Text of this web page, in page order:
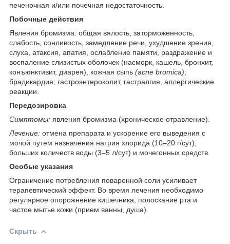
печеночная и/или почечная недостаточность.
Побочные действия
Явления бромизма: общая вялость, заторможенность,
слабость, сонливость, замедление речи, ухудшение зрения,
слуха, атаксия, апатия, ослабление памяти, раздражение и
воспаление слизистых оболочек (насморк, кашель, бронхит,
конъюнктивит, диарея), кожная сыпь (acne bromica);
брадикардия; гастроэнтероколит, гастралгия, аллергические
реакции.
Передозировка
Симптомы: явления бромизма (хроническое отравление).
Лечение: отмена препарата и ускорение его выведения с
мочой путем назначения натрия хлорида (10–20 г/сут),
больших количеств воды (3–5 л/сут) и мочегонных средств.
Особые указания
Ограничение потребления поваренной соли усиливает
терапевтический эффект. Во время лечения необходимо
регулярное опорожнение кишечника, полоскание рта и
частое мытье кожи (прием ванны, душа).
Скрыть